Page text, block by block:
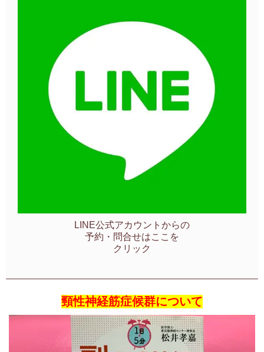
LINE公式アカウントからの
予約・問合せはここを
クリック
頸性神経筋症候群について